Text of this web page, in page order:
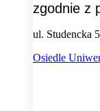
zgodnie z
ul. Studencka
Osiedle